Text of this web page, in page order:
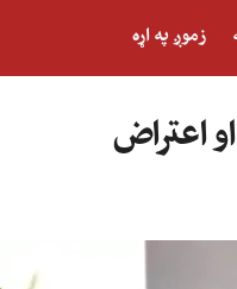
زموږ په اړه
اعتراض